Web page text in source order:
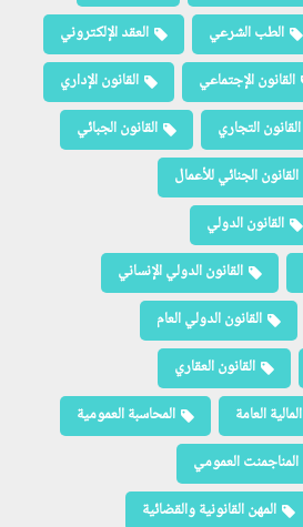
الطب الشرعي
العقد الإلكتروني
القانون الإجتماعي
القانون الإداري
القانون التجاري
القانون الجبائي
القانون الجنائي للأعمال
القانون الدولي
القانون الدولي الإنساني
القانون الدولي العام
القانون العقاري
المالية العامة
المحاسبة العمومية
المناجمنت العمومي
المهن القانونية والقضائية